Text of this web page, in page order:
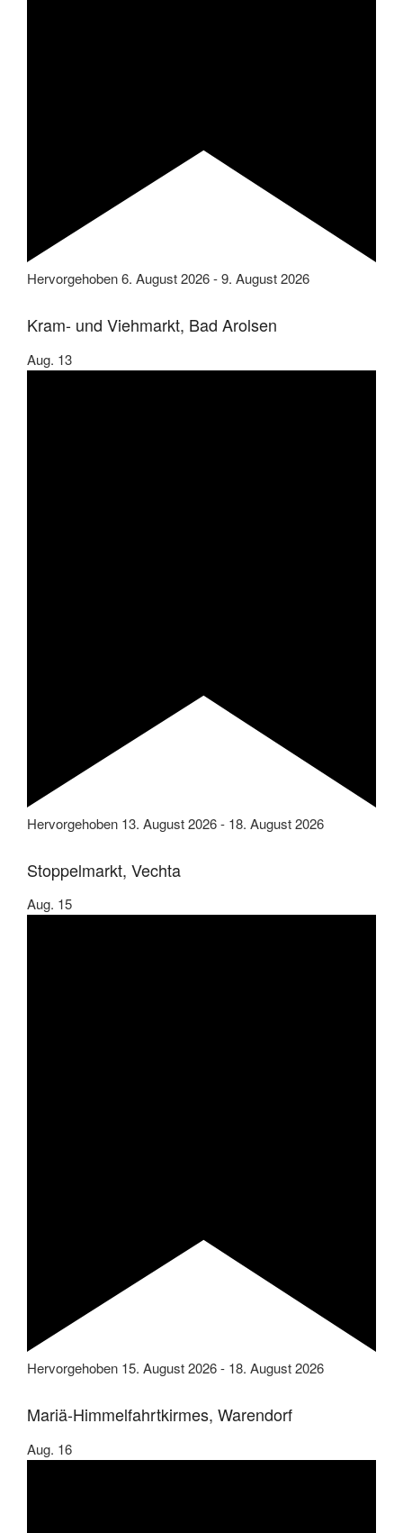
Hervorgehoben6. August 2026-9. August 2026
Kram- und Viehmarkt, Bad Arolsen
Aug. 13
Hervorgehoben 13. August 2026- 18. August 2026
Stoppelmarkt, Vechta
Aug. 15
Hervorgehoben 15. August 2026- 18. August 2026
Mariä-Himmelfahrtkirmes, Warendorf
Aug. 16